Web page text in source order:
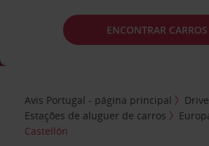
ENCONTRAR CARROS
Avis Portugal - página principal
Estações de aluguer de carros
Castellón